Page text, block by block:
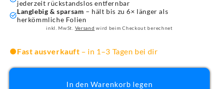
jederzeit rückstandslos entfernbar
Langlebig & sparsam – hält bis zu 6× länger als
herkömmliche Folien
inkl. MwSt. Versand wird beim Checkout berechnet
Fast ausverkauft – in 1–3 Tagen bei dir
In den Warenkorb legen